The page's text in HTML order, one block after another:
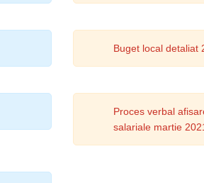
Buget local detaliat
Proces verbal
salariale martie